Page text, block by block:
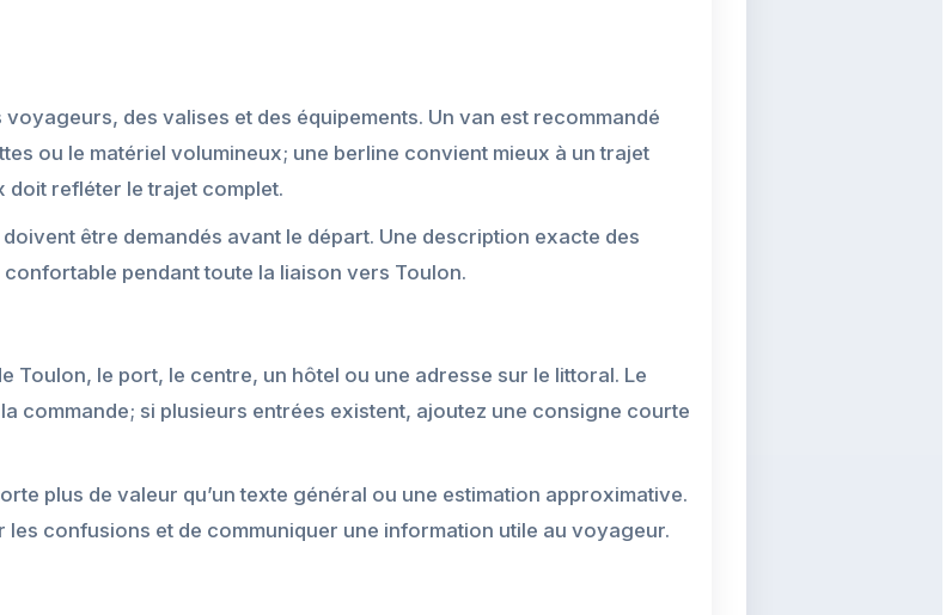
des valises et des équipements. Un van est recommandé
ou le matériel volumineux; une berline convient mieux à un trajet
refléter le trajet complet.
être demandés avant le départ. Une description exacte des
pendant toute la liaison vers Toulon.
Toulon, le port, le centre, un hôtel ou une adresse sur le littoral. Le
commande; si plusieurs entrées existent, ajoutez une consigne courte
plus de valeur qu’un texte général ou une estimation approximative.
les confusions et de communiquer une information utile au voyageur.